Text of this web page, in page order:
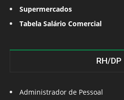
Supermercados
Tabela Salário Comercial
RH/DP
Administrador de Pessoal